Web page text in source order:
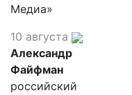
Медиа»
10 августа
Александр
Файфман
российский